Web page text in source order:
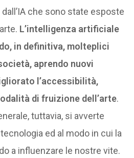
che sono state esposte
L’intelligenza artificiale
in definitiva, molteplici
aprendo nuovi
l’accessibilità,
di fruizione dell’arte.
tuttavia, si avverte
ed al modo in cui la
a influenzare le nostre vite.